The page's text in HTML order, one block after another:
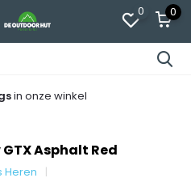
0 0
in onze winkel
Asphalt Red
Heren